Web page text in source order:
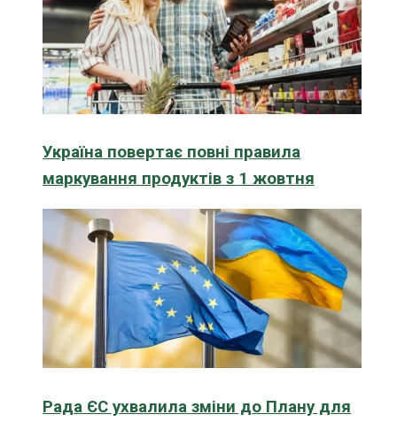
Україна повертає повні правила
маркування продуктів з 1 жовтня
Рада ЄС ухвалила зміни до Плану для